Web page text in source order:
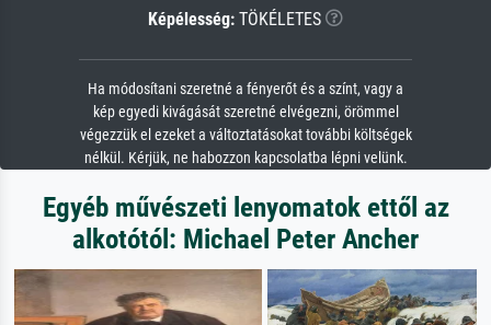
Képélesség: TÖKÉLETES
Ha módosítani szeretné a fényerőt és a színt, vagy a
kép egyedi kivágását szeretné elvégezni, örömmel
végezzük el ezeket a változtatásokat további költségek
nélkül. Kérjük, ne habozzon kapcsolatba lépni velünk.
Egyéb művészeti lenyomatok ettől az
alkotótól: Michael Peter Ancher